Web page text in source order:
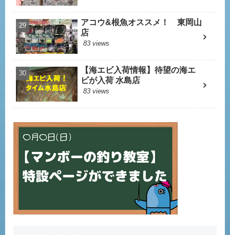
アコウ&根魚オススメ！ 東岡山
店
83 views
【海エビ入荷情報】待望の海エ
ビが入荷 水島店
83 views